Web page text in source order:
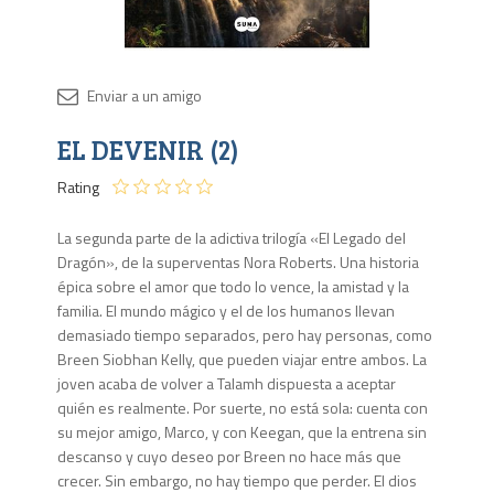
EL DEVENIR (2)
Rating
La segunda parte de la adictiva trilogía «El Legado del
Dragón», de la superventas Nora Roberts. Una historia
épica sobre el amor que todo lo vence, la amistad y la
familia. El mundo mágico y el de los humanos llevan
demasiado tiempo separados, pero hay personas, como
Breen Siobhan Kelly, que pueden viajar entre ambos. La
joven acaba de volver a Talamh dispuesta a aceptar
quién es realmente. Por suerte, no está sola: cuenta con
su mejor amigo, Marco, y con Keegan, que la entrena sin
descanso y cuyo deseo por Breen no hace más que
crecer. Sin embargo, no hay tiempo que perder. El dios